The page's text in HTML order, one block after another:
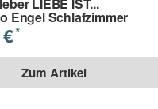
Engel Schlafzimmer
€*
Zum Artikel